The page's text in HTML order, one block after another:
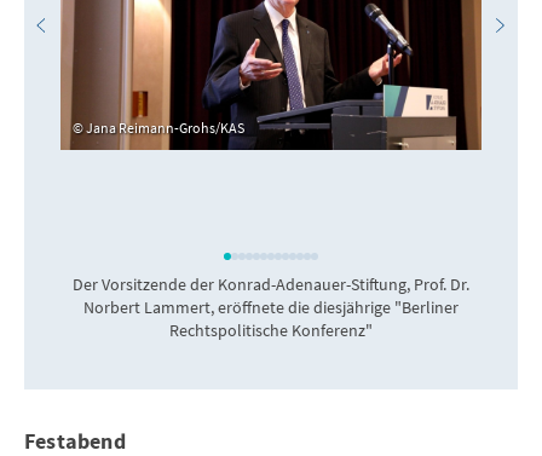
Jana Reimann-Grohs/KAS
Der Vorsitzende der Konrad-Adenauer-Stiftung, Prof. Dr.
Norbert Lammert, eröffnete die diesjährige "Berliner
Rechtspolitische Konferenz"
Festabend